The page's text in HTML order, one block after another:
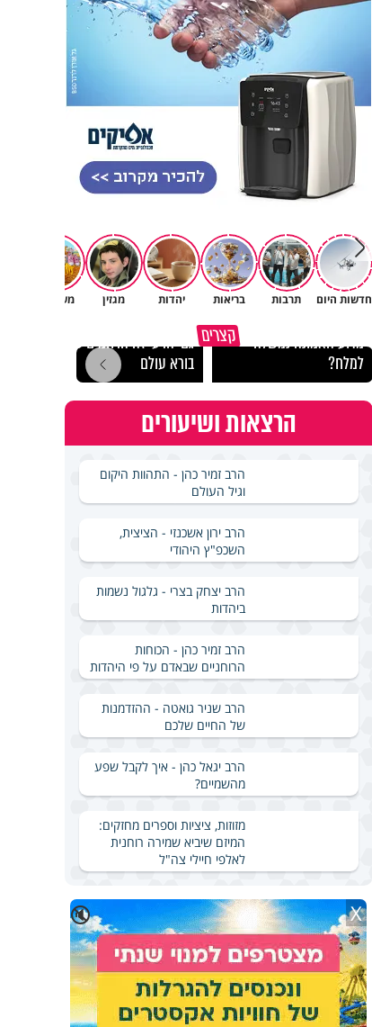
חדשות היום תרבות בריאות יהדות מגזין משפחה
קצרים
מדוע האמונה נמשלה
למלח?
גם ׳הרע׳ זה הרחמים של
בורא עולם
הרצאות ושיעורים
הרב זמיר כהן - התהוות היקום
וגיל העולם
הרב ירון אשכנזי - הציצית,
השכפ"ץ היהודי
הרב יצחק בצרי - גלגול נשמות
ביהדות
הרב זמיר כהן - הכוחות
הרוחניים שבאדם על פי היהדות
הרב שניר גואטה - ההזדמנות
של החיים שלכם
הרב יגאל כהן - איך לקבל שפע
מהשמיים?
מזוזות, ציציות וספרים מחזקים:
המיזם שיביא שמירה רוחנית
לאלפי חיילי צה"ל
🔇 X